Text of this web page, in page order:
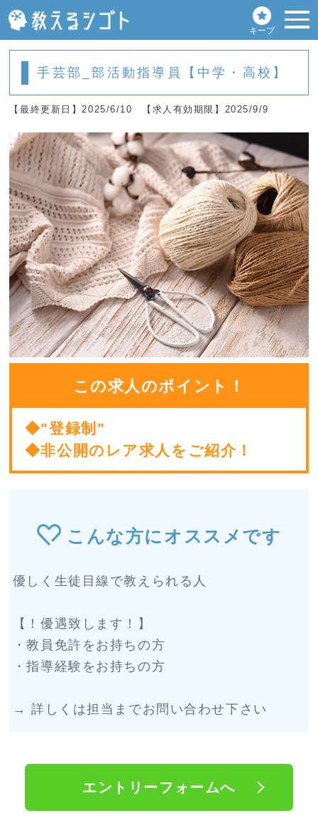
キープ
手芸部_部活動指導員【中学・高校】
【最終更新日】2025/6/10 【求人有効期限】2025/9/9
この求人のポイント！
◆"登録制"
◆非公開のレア求人をご紹介！
こんな方にオススメです
優しく生徒目線で教えられる人
【！優遇致します！】
・教員免許をお持ちの方
・指導経験をお持ちの方
→ 詳しくは担当までお問い合わせ下さい
エントリーフォームへ